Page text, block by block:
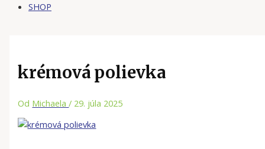
SHOP
krémová polievka
Od Michaela/ 29. júla 2025